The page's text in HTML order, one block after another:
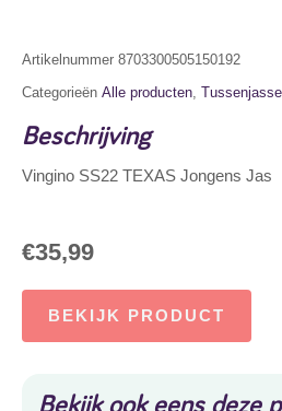
Artikelnummer 8703300505150192
Categorieën Alle producten,
Beschrijving
Vingino SS22 TEXAS Jongens Jas
€35,99
BEKIJK PRODUCT
Bekijk ook eens deze